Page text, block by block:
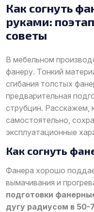
Как согнуть
руками:
советы
В мебельном
фанеру. Тонкий
сгибания толстых
предварительная
струбцин. Расскажем,
самостоятельно,
эксплуатационные
Как согнуть
Фанера хорошо
вымачивания и
подготовки
дугу радиусом в 50-